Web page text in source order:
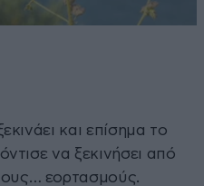
και επίσημα το
να ξεκινήσει από
εορτασμούς.